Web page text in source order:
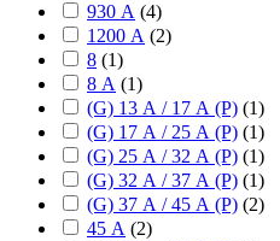
930 А (4)
1200 А (2)
8 (1)
8 А (1)
(G) 13 А / 17 А (P) (1)
(G) 17 А / 25 А (P) (1)
(G) 25 А / 32 А (P) (1)
(G) 32 А / 37 А (P) (1)
(G) 37 А / 45 А (P) (2)
45 А (2)